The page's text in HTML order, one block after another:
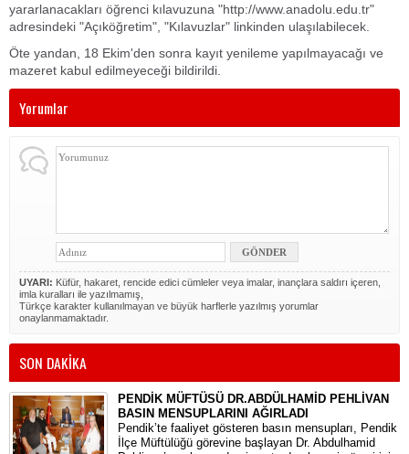
yararlanacakları öğrenci kılavuzuna "http://www.anadolu.edu.tr"
adresindeki "Açıköğretim", "Kılavuzlar" linkinden ulaşılabilecek.
Öte yandan, 18 Ekim'den sonra kayıt yenileme yapılmayacağı ve
mazeret kabul edilmeyeceği bildirildi.
Yorumlar
UYARI: Küfür, hakaret, rencide edici cümleler veya imalar, inançlara saldırı içeren,
imla kuralları ile yazılmamış,
Türkçe karakter kullanılmayan ve büyük harflerle yazılmış yorumlar
onaylanmamaktadır.
SON DAKİKA
PENDİK MÜFTÜSÜ DR.ABDÜLHAMİD PEHLİVAN
BASIN MENSUPLARINI AĞIRLADI
​Pendik’te faaliyet gösteren basın mensupları, Pendik
İlçe Müftülüğü görevine başlayan Dr. Abdulhamid